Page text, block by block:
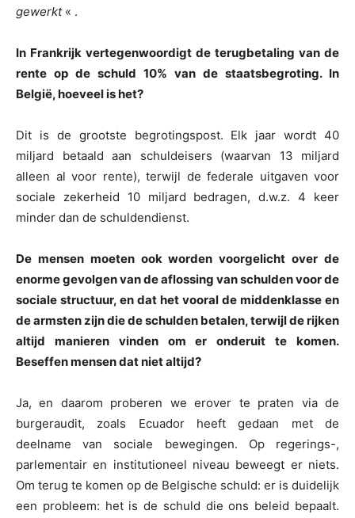
gewerkt « .
In Frankrijk vertegenwoordigt de terugbetaling van de
rente op de schuld 10% van de staatsbegroting. In
België, hoeveel is het?
Dit is de grootste begrotingspost. Elk jaar wordt 40
miljard betaald aan schuldeisers (waarvan 13 miljard
alleen al voor rente), terwijl de federale uitgaven voor
sociale zekerheid 10 miljard bedragen, d.w.z. 4 keer
minder dan de schuldendienst.
De mensen moeten ook worden voorgelicht over de
enorme gevolgen van de aflossing van schulden voor de
sociale structuur, en dat het vooral de middenklasse en
de armsten zijn die de schulden betalen, terwijl de rijken
altijd manieren vinden om er onderuit te komen.
Beseffen mensen dat niet altijd?
Ja, en daarom proberen we erover te praten via de
burgeraudit, zoals Ecuador heeft gedaan met de
deelname van sociale bewegingen. Op regerings-,
parlementair en institutioneel niveau beweegt er niets.
Om terug te komen op de Belgische schuld: er is duidelijk
een probleem: het is de schuld die ons beleid bepaalt.